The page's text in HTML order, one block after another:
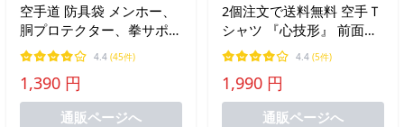
空手道 防具袋 メンホー、
胴プロテクター、拳サポー
ター、シンガードを１セッ
ト入れるのに最適な大きさ
です ライナースポーツオ
リジナル
4.4 (45件)
1,390 円
通販ページへ
2個注文で送料無料 空手Ｔ
シャツ 『心技形』 前面プ
リント ライナースポーツ
オリジナル 130 140 150 S
M L LL 3L
4.4 (5件)
1,990 円
通販ページへ